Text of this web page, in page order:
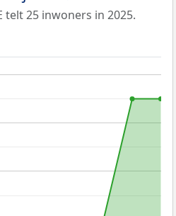
telt 25 inwoners in 2025.